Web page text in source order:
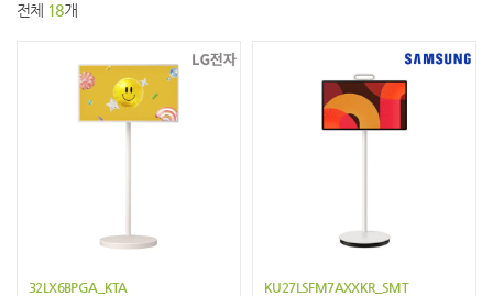
전체 18개
32LX6BPGA_KTA KU27LSFM7AXXKR_SMT